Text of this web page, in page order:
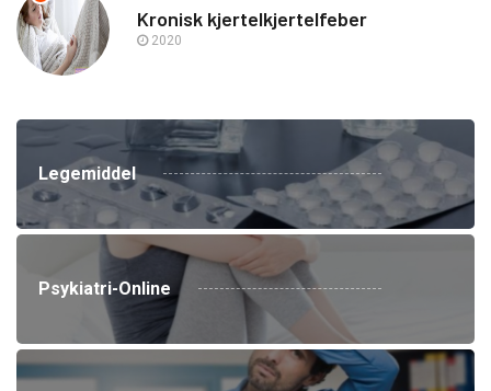
Kronisk kjertelkjertelfeber
2020
Legemiddel
Psykiatri-Online